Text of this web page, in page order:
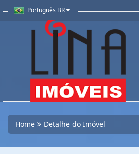
Português BR
Home Detalhe do Imóvel